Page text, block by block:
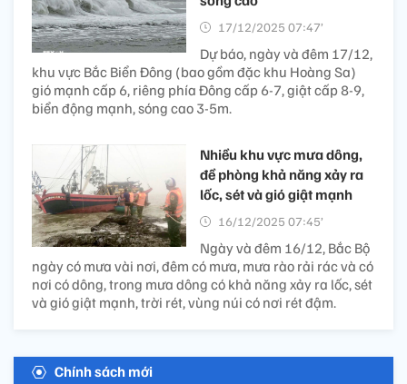
17/12/2025 07:47’
Dự báo, ngày và đêm 17/12,
khu vực Bắc Biển Đông (bao gồm đặc khu Hoàng Sa)
gió mạnh cấp 6, riêng phía Đông cấp 6-7, giật cấp 8-9,
biển động mạnh, sóng cao 3-5m.
Nhiều khu vực mưa dông,
đề phòng khả năng xảy ra
lốc, sét và gió giật mạnh
16/12/2025 07:45’
Ngày và đêm 16/12, Bắc Bộ
ngày có mưa vài nơi, đêm có mưa, mưa rào rải rác và có
nơi có dông, trong mưa dông có khả năng xảy ra lốc, sét
và gió giật mạnh, trời rét, vùng núi có nơi rét đậm.
Chính sách mới